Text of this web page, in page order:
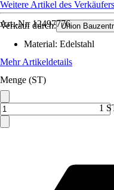
Verkauf durch: Union
Weitere Artikel des Verkäufers
Art.-Nr. 12497776
Material: Edelstahl
Mehr Artikeldetails
Menge (ST)
1